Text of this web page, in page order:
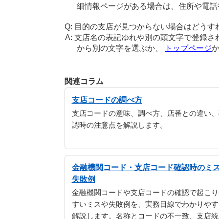
細情報ページがある場合は、住所や電
目的の支店が見つからない場合はどうす
支店名の表記ゆれや別の頭文字で登録
から別の文字を選ぶか、
トップページ
関連コラム
支店コードの調べ方
支店コードの意味、調べ方、店番との違い
認時の注意点を解説します。
金融機関コード・支店コード確認時のミ
失敗例
金融機関コードや支店コードの確認で起こ
すいミスや失敗例を、実務目線でわかりや
解説します。名称とコードの不一致、支店